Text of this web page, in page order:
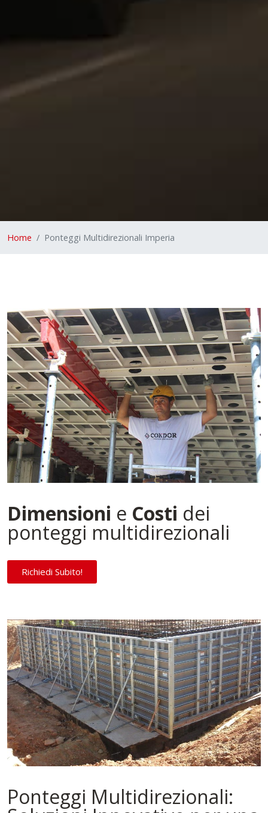
Home Ponteggi Multidirezionali Imperia
Dimensioni e Costi dei
ponteggi multidirezionali
Richiedi Subito!
Ponteggi Multidirezionali: